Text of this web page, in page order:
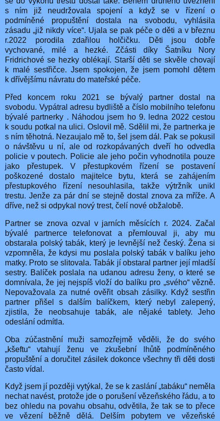
s ním již neudržovala spojení a když se v řízení o
podmíněné propuštění dostala na svobodu, vyhlásila
zásadu „již nikdy více“. Ujala se pak péče o děti a v březnu
r.2022 porodila zdařilou holčičku. Děti jsou dobře
vychované, milé a hezké. Zčásti díky Šatníku Nory
Fridrichové se hezky oblékají. Starší děti se skvěle chovají
k malé sestřičce. Jsem spokojen, že jsem pomohl dětem
k dřívějšímu návratu do mateřské péče.
Před koncem roku 2021 se bývalý partner dostal na
svobodu. Vypátral adresu bydliště a číslo mobilního telefonu
bývalé partnerky . Náhodou jsem ho 9. ledna 2022 cestou
k soudu potkal na ulici. Oslovil mě. Sdělil mi, že partnerka je
s ním těhotná. Nezaujalo mě to, šel jsem dál. Pak se pokusil
o návštěvu u ní, ale od rozkopávaných dveří ho odvedla
policie v poutech. Policie ale jeho počin vyhodnotila pouze
jako přestupek. V přestupkovém řízení se postavení
poškozené dostalo majitelce bytu, která se zahájením
přestupkového řízení nesouhlasila, takže výtržník unikl
trestu. Jenže za pár dní se stejně dostal znova za mříže. A
dříve, než si odpykal nový trest, čelí nové obžalobě.
Partner se znova ozval v jarních měsících r. 2024. Začal
bývalé partnerce telefonovat a přemlouval ji, aby mu
obstarala polský tabák, který je levnější než český. Žena si
vzpomněla, že kdysi mu poslala polský tabák v balíku jeho
matky. Proto se slitovala. Tabák jí obstaral partner její mladší
sestry. Balíček poslala na udanou adresu ženy, o které se
domnívala, že jej nejspíš vloží do balíku pro „svého“ vězně.
Nepovažovala za nutné ověřit obsah zásilky. Když sestřin
partner přišel s dalším balíčkem, který nebyl zalepený,
zjistila, že neobsahuje tabák, ale nějaké tablety. Jeho
odeslání odmítla.
Oba zúčastnění muži samozřejmě věděli, že do svého
„kšeftu“ vtahují ženu ve zkušební lhůtě podmíněného
propuštění a doručitel zásilek dokonce všechny tři děti dosti
často vídal.
Když jsem jí později vytýkal, že se k zaslání „tabáku“ neměla
nechat navést, protože jde o porušení vězeňského řádu, a to
bez ohledu na povahu obsahu, odvětila, že tak se to přece
ve vězení běžně dělá. Delším pobytem ve vězeňské